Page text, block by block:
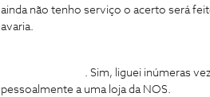
ainda não tenho serviço o acerto será
avaria.
. Sim, liguei inúmeras vezes para
pessoalmente a uma loja da NOS.